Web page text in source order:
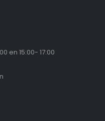
en 15:00- 17:00